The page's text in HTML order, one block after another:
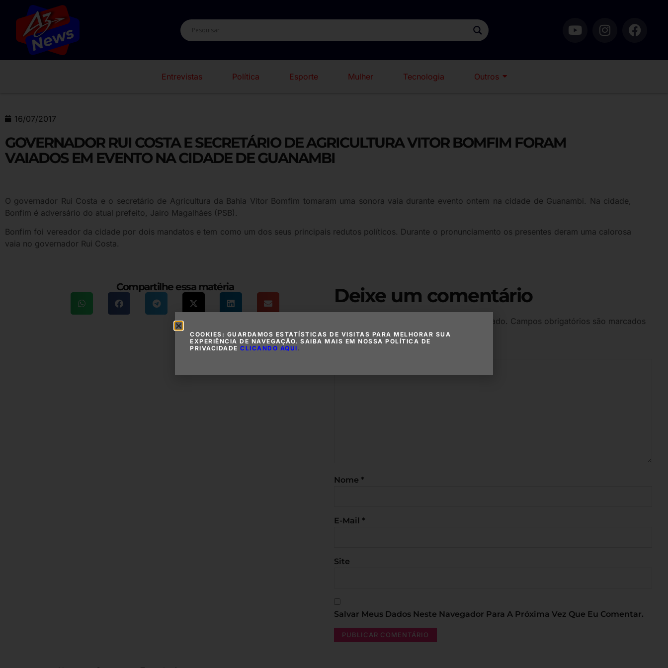
Entrevistas Política Esporte Mulher Tecnologia Outros
16/07/2017
GOVERNADOR RUI COSTA E SECRETÁRIO DE AGRICULTURA VITOR BOMFIM FORAM
VAIADOS EM EVENTO NA CIDADE DE GUANAMBI
O governador Rui Costa e o secretário de Agricultura da Bahia Vitor Bomfim tomaram uma sonora vaia durante evento ontem na cidade de Guanambi. Na cidade,
Bonfim é adversário do atual prefeito, Jairo Magalhães (PSB).
Bonfim foi vereador da cidade por dois mandatos e tem como um dos seus principais redutos políticos. Durante o pronunciamento os presentes deram uma calorosa
vaia no governador Rui Costa.
Compartilhe essa matéria Deixe um comentário
O seu endereço de e-mail não será publicado. Campos obrigatórios são marcados
com*
Nome *
E-Mail *
Site
Salvar Meus Dados Neste Navegador Para A Próxima Vez Que Eu Comentar.
COOKIES: GUARDAMOS ESTATÍSTICAS DE VISITAS PARA MELHORAR SUA
EXPERIÊNCIA DE NAVEGAÇÃO. SAIBA MAIS EM NOSSA POLÍTICA DE
PRIVACIDADE CLICANDO AQUI .